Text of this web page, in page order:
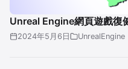
Unreal Engine網頁遊戲復
2024年5月6日 UnrealEngine